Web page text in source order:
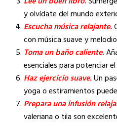
y olvídate del mundo
Escucha música relajante.
con música suave y
Toma un baño caliente.
esenciales para potenciar
Haz ejercicio suave.Un
yoga o estiramientos
Prepara una infusión
valeriana o tila son